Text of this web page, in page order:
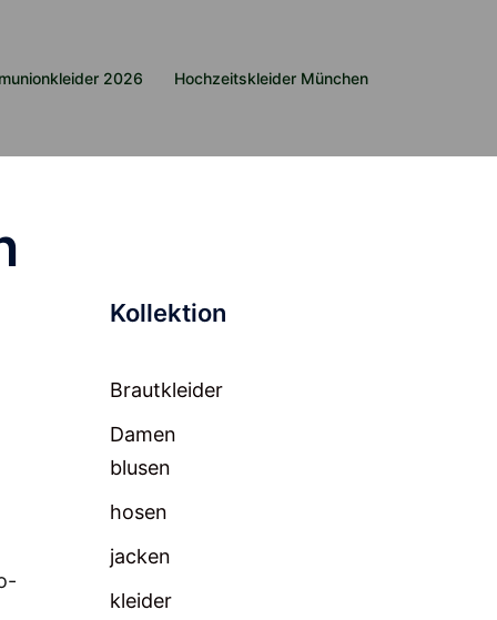
2026 Hochzeitskleider München
Kollektion
Brautkleider
Damen
blusen
hosen
jacken
kleider